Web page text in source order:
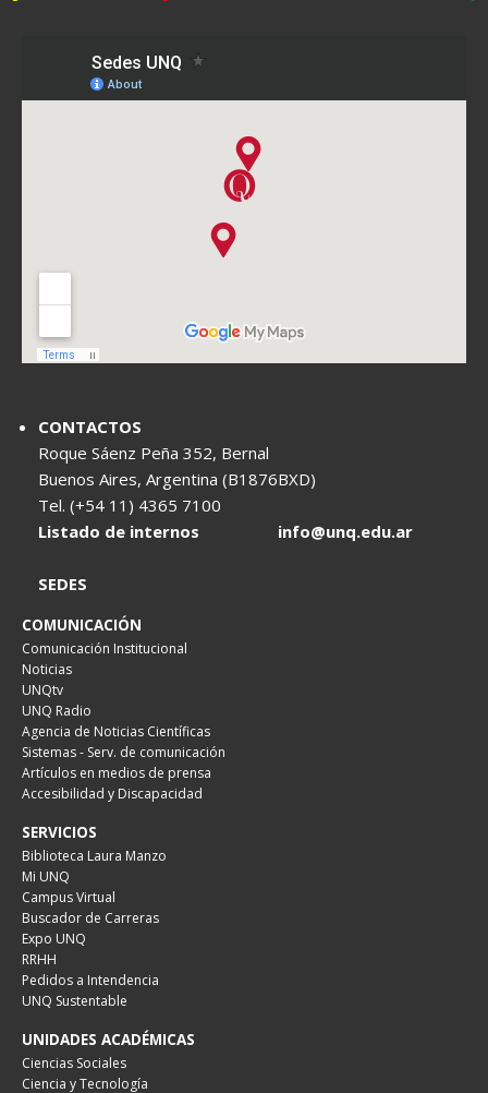
CONTACTOS
Roque Sáenz Peña 352, Bernal
Buenos Aires, Argentina (B1876BXD)
Tel. (+54 11) 4365 7100
Listado de internos
info@unq.edu.ar
SEDES
COMUNICACIÓN
Comunicación Institucional
Noticias
UNQtv
UNQ Radio
Agencia de Noticias Científicas
Sistemas - Serv. de comunicación
Artículos en medios de prensa
Accesibilidad y Discapacidad
SERVICIOS
Biblioteca Laura Manzo
Mi UNQ
Campus Virtual
Buscador de Carreras
Expo UNQ
RRHH
Pedidos a Intendencia
UNQ Sustentable
UNIDADES ACADÉMICAS
Ciencias Sociales
Ciencia y Tecnología